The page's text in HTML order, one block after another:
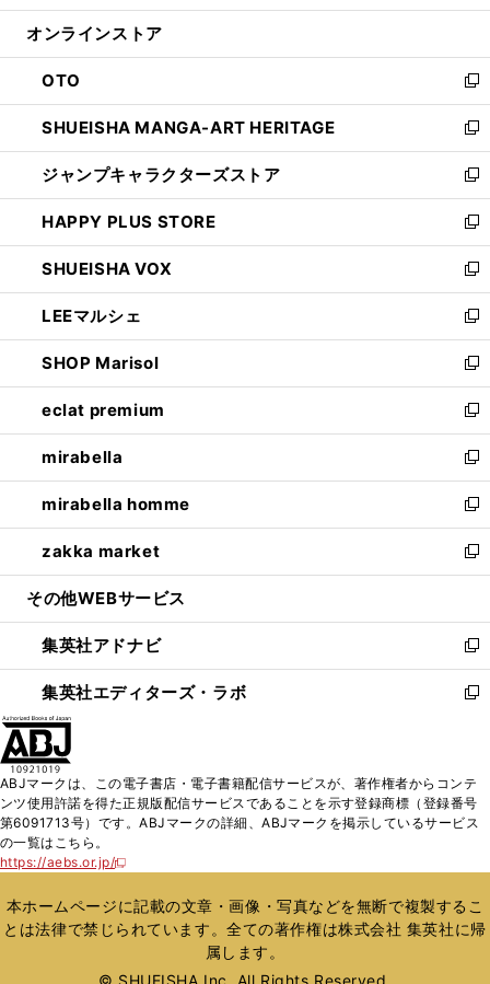
開
ン
ウ
で
開
く
ウ
ン
ド
ウ
で
開
く
オンラインストア
OTO
新
し
い
ウ
ィ
ン
ド
ウ
で
開
く
SHUEISHA MANGA-ART HERITAGE
新
し
い
ウ
ィ
ン
ド
ウ
で
開
く
ジャンプキャラクターズストア
新
し
い
ウ
ィ
ン
ド
ウ
で
開
く
HAPPY PLUS STORE
新
し
い
ウ
ィ
ン
ド
ウ
で
開
く
SHUEISHA VOX
新
し
い
ウ
ィ
ン
ド
ウ
で
開
く
LEEマルシェ
新
し
い
ウ
ィ
ン
ド
ウ
で
開
く
SHOP Marisol
新
し
い
ウ
ィ
ン
ド
ウ
で
開
eclat premium
新
し
い
ウ
ィ
ン
ド
ウ
開
く
mirabella
新
し
い
ウ
ィ
ン
ウ
で
開
く
mirabella homme
新
し
い
ウ
ン
ド
ウ
で
zakka market
新
し
ウ
ィ
ン
ド
く
その他WEBサービス
集英社アドナビ
新
し
い
ド
ウ
で
集英社エディターズ・ラボ
新
ィ
ン
ド
開
く
ABJマークは、この電子書店・電子書籍配信サービスが、著作権者からコンテ
ンツ使用許諾を得た正規版配信サービスであることを示す登録商標（登録番号
第6091713号）です。ABJマークの詳細、ABJマークを掲示しているサービス
の一覧はこちら。
https://aebs.or.jp/
新
い
ウ
ィ
本ホームページに記載の文章・画像・写真などを無断で複製するこ
とは法律で禁じられています。全ての著作権は株式会社 集英社に帰
属します。